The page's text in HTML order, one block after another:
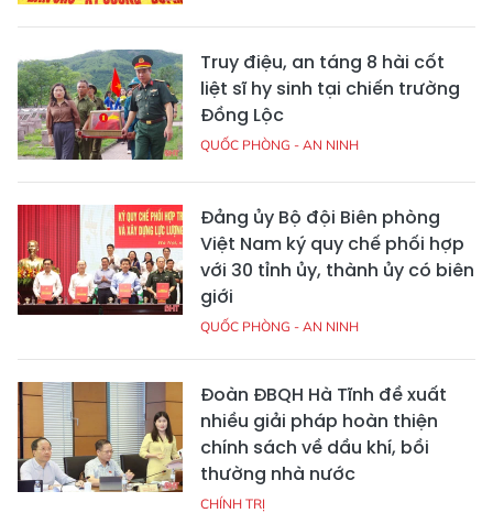
Truy điệu, an táng 8 hài cốt
liệt sĩ hy sinh tại chiến trường
Đồng Lộc
QUỐC PHÒNG - AN NINH
Đảng ủy Bộ đội Biên phòng
Việt Nam ký quy chế phối hợp
với 30 tỉnh ủy, thành ủy có biên
giới
QUỐC PHÒNG - AN NINH
Đoàn ĐBQH Hà Tĩnh đề xuất
nhiều giải pháp hoàn thiện
chính sách về dầu khí, bồi
thường nhà nước
CHÍNH TRỊ